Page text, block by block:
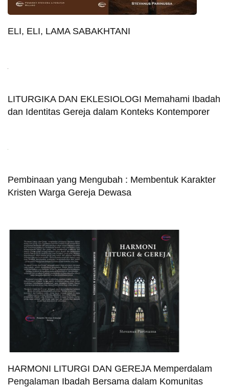
ELI, ELI, LAMA SABAKHTANI
LITURGIKA DAN EKLESIOLOGI Memahami Ibadah
dan Identitas Gereja dalam Konteks Kontemporer
Pembinaan yang Mengubah : Membentuk Karakter
Kristen Warga Gereja Dewasa
HARMONI LITURGI DAN GEREJA Memperdalam
Pengalaman Ibadah Bersama dalam Komunitas